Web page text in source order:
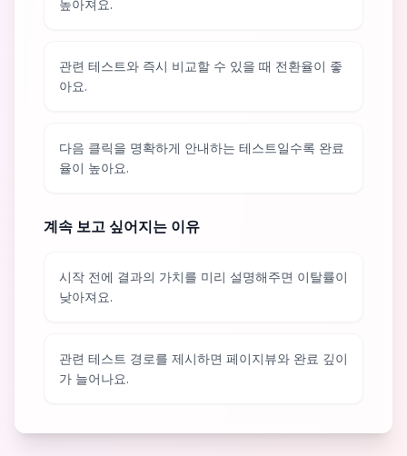
높아져요.
관련 테스트와 즉시 비교할 수 있을 때 전환율이 좋
아요.
다음 클릭을 명확하게 안내하는 테스트일수록 완료
율이 높아요.
계속 보고 싶어지는 이유
시작 전에 결과의 가치를 미리 설명해주면 이탈률이
낮아져요.
관련 테스트 경로를 제시하면 페이지뷰와 완료 깊이
가 늘어나요.